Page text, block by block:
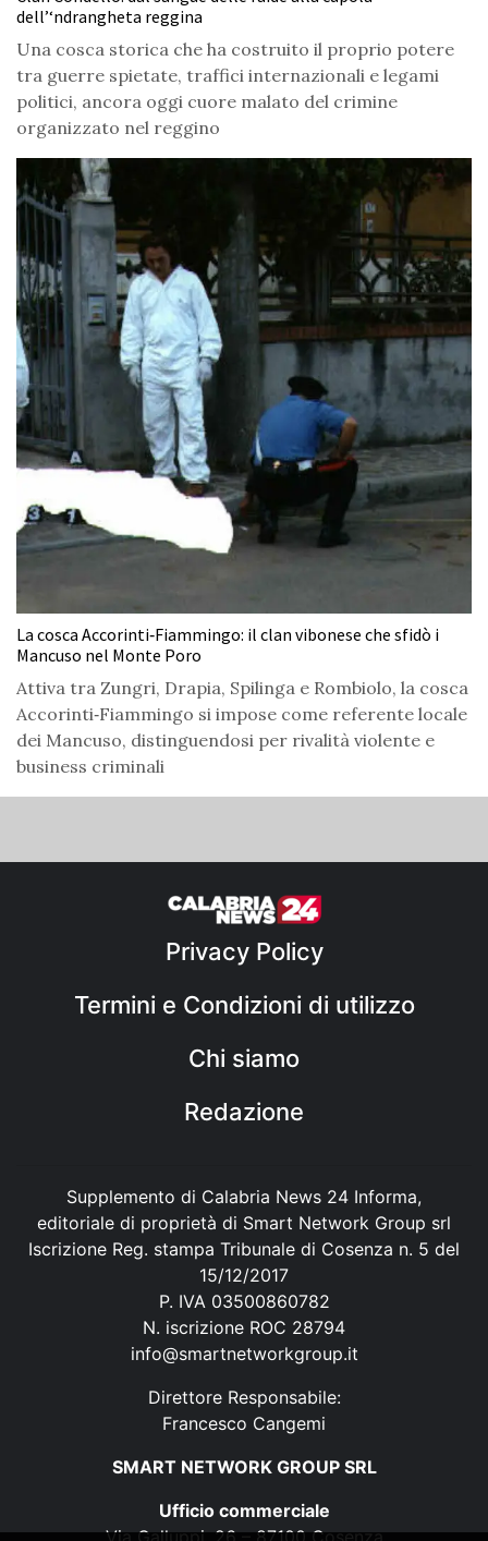
dell’‘ndrangheta reggina
Una cosca storica che ha costruito il proprio potere
tra guerre spietate, traffici internazionali e legami
politici, ancora oggi cuore malato del crimine
organizzato nel reggino
La cosca Accorinti‑Fiammingo: il clan vibonese che sfidò i
Mancuso nel Monte Poro
Attiva tra Zungri, Drapia, Spilinga e Rombiolo, la cosca
Accorinti‑Fiammingo si impose come referente locale
dei Mancuso, distinguendosi per rivalità violente e
business criminali
Privacy Policy
Termini e Condizioni di utilizzo
Chi siamo
Redazione
Supplemento di Calabria News 24 Informa,
editoriale di proprietà di Smart Network Group srl
Iscrizione Reg. stampa Tribunale di Cosenza n. 5 del
15/12/2017
P. IVA 03500860782
N. iscrizione ROC 28794
info@smartnetworkgroup.it
Direttore Responsabile:
Francesco Cangemi
SMART NETWORK GROUP SRL
Ufficio commerciale